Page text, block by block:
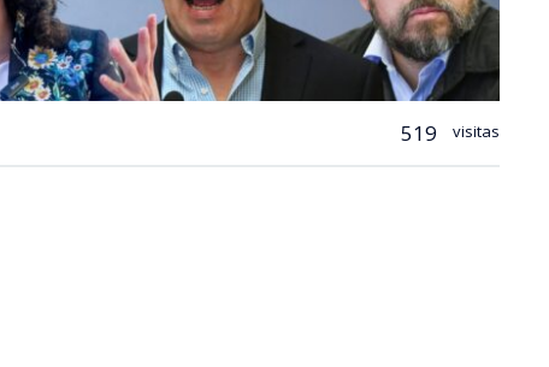
519 visitas